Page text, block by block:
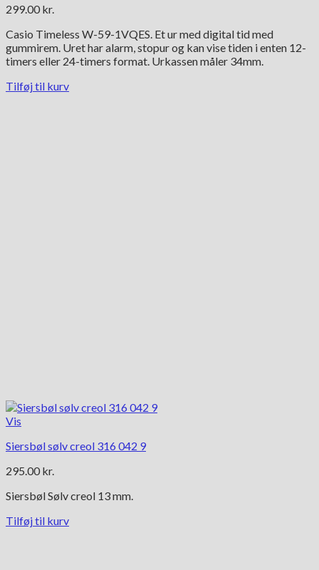
299.00 kr.
Casio Timeless W-59-1VQES. Et ur med digital tid med
gummirem. Uret har alarm, stopur og kan vise tiden i enten 12-
timers eller 24-timers format. Urkassen måler 34mm.
Tilføj til kurv
Vis
Siersbøl sølv creol 316 042 9
295.00 kr.
Siersbøl Sølv creol 13 mm.
Tilføj til kurv